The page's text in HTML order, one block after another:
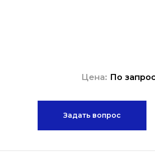
Цена: По
Задать вопрос